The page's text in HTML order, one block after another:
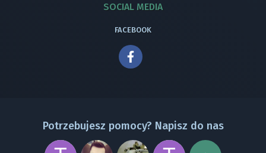
SOCIAL MEDIA
FACEBOOK
Potrzebujesz pomocy? Napisz do nas